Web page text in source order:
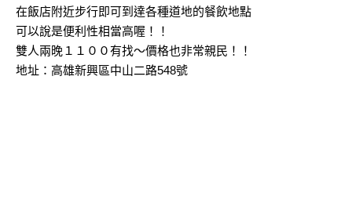
在飯店附近步行即可到達各種道地的餐飲地點
可以說是便利性相當高喔！！
雙人兩晚１１００有找～價格也非常親民！！
地址：高雄新興區中山二路548號